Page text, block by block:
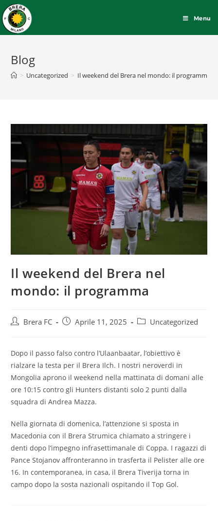
Menu
Blog
> Uncategorized > Il weekend del Brera nel mondo: il programma
Il weekend del Brera nel
mondo: il programma
Brera FC Aprile 11, 2025 Uncategorized
Dopo il passo falso contro l’Ulaanbaatar, l’obiettivo è
rialzare la testa per il Brera Ilch. I nostri neroverdi in
Mongolia aprono il weekend nella mattinata di domani alle
ore 10:15 contro gli Hunters distanti solo 2 punti dalla
squadra di Andrea Mazza.
Nella giornata di domenica, l’attenzione si sposta in
Macedonia con il Brera Strumica chiamato a stringere i
denti dopo l’impegno infrasettimanale di Coppa. I ragazzi di
Pance Stojanov affronteranno in trasferta il Pelister alle ore
16. In contemporanea, in casa, il Brera Tiverija torna in
campo dopo la sosta nazionali ospitando il Top Gol.